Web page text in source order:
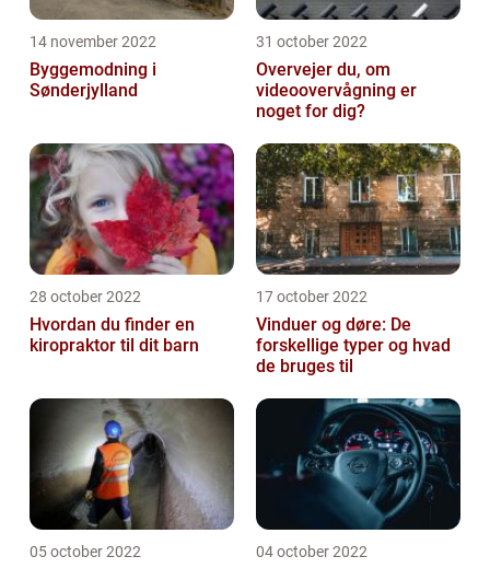
14 november 2022
Byggemodning i
Sønderjylland
31 october 2022
Overvejer du, om
videoovervågning er
noget for dig?
28 october 2022
Hvordan du finder en
kiropraktor til dit barn
17 october 2022
Vinduer og døre: De
forskellige typer og hvad
de bruges til
05 october 2022 04 october 2022